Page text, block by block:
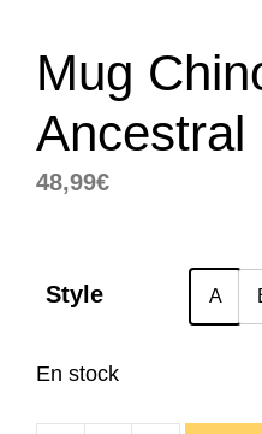
Mug
Ancestral
48,99€
Style A
En stock